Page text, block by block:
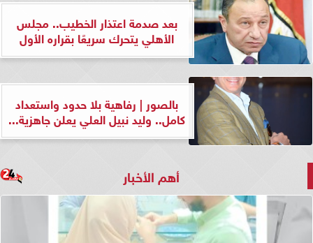
بعد صدمة اعتذار الخطيب.. مجلس
الأهلي يتحرك سريعًا بقراره الأول
بالصور | رفاهية بلا حدود واستعداد
كامل.. وليد نبيل العلي يعلن جاهزية...
أهم الأخبار